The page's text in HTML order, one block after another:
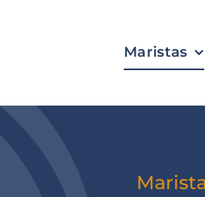
Maristas